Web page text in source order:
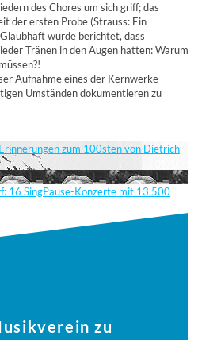
des Chores um sich griff; das
der ersten Probe (Strauss: Ein
wurde berichtet, dass
Tränen in den Augen hatten: Warum
Aufnahme eines der Kernwerke
Umständen dokumentieren zu
zum 100sten von Dietrich
16 SingPause-Konzerte mit 13.500
zu